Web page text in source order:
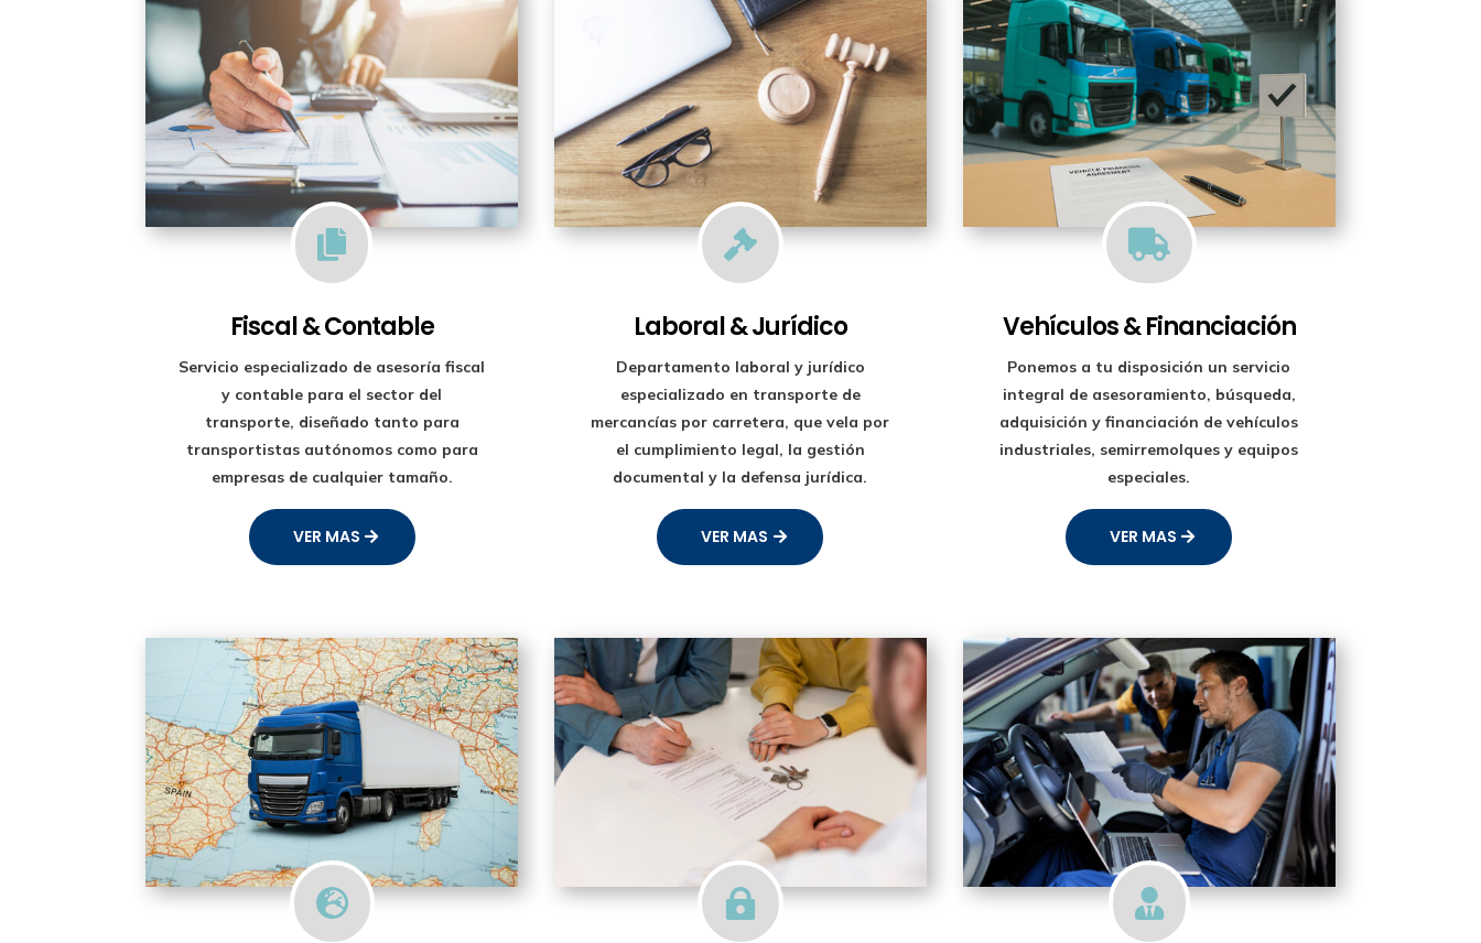

Fiscal & Contable
Servicio especializado de asesoría fiscal
y contable para el sector del
transporte, diseñado tanto para
transportistas autónomos como para
empresas de cualquier tamaño.
VER MAS

Laboral & Jurídico
Departamento laboral y jurídico
especializado en transporte de
mercancías por carretera, que vela por
el cumplimiento legal, la gestión
documental y la defensa jurídica.
VER MAS

Vehículos & Financiación
Ponemos a tu disposición un servicio
integral de asesoramiento, búsqueda,
adquisición y financiación de vehículos
industriales, semirremolques y equipos
especiales.
VER MAS
  